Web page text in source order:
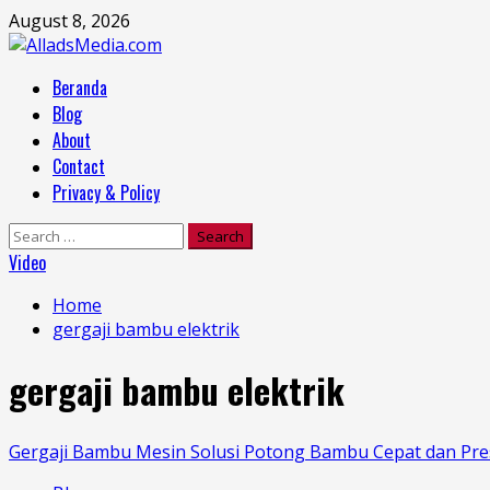
Skip
to
August 8, 2026
MenuBeranda
Blog
About
Contact
Privacy & Policy
Search
for:
Video
Home
gergaji bambu elektrik
gergaji bambu elektrik
Gergaji Bambu Mesin Solusi Potong Bambu Cepat dan